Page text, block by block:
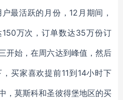
最活跃的月份，12月期间，
万次，订单数达35万份订
开始，在周六达到峰值，然后
买家喜欢提前11到14小时下
，莫斯科和圣彼得堡地区的买